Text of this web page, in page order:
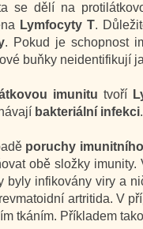
se dělí na
Lymfocyty T.
. Pokud je schopnost
buňky neidentifikují
imunitu tvoří
bakteriální infekci
poruchy
obě složky
byly infikovány viry a
artritida. V
tkáním. Příkladem